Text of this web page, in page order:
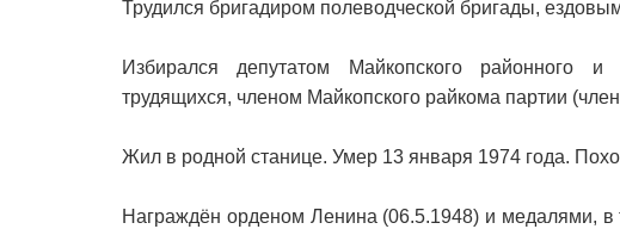
Трудился бригадиром полеводческой бригады,
Избирался депутатом Майкопского районного и
трудящихся, членом Майкопского райкома партии
Жил в родной станице. Умер 13 января 1974 года.
Награждён орденом Ленина (06.5.1948) и медалями, в